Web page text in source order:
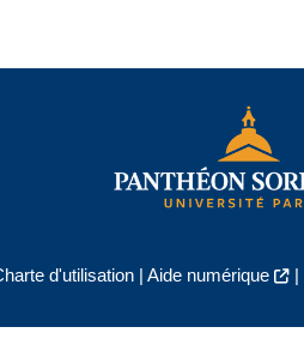
d'utilisation| Aide numérique |